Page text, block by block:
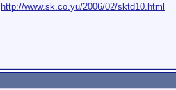
http://www.sk.co.yu/2006/02/sktd10.html